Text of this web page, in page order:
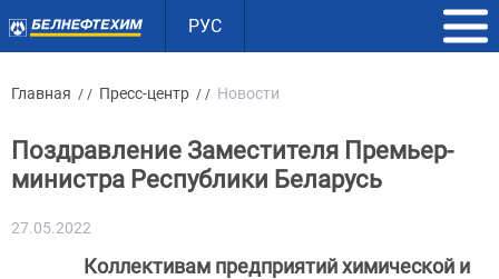
РУС
Главная / / Пресс-центр / / Новости
Поздравление Заместителя Премьер-
министра Республики Беларусь
27.05.2022
Коллективам предприятий химической и